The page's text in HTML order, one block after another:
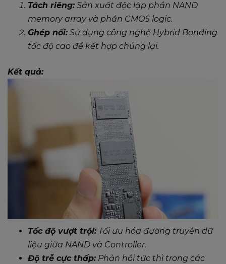
Tách riêng: Sản xuất độc lập phần NAND
memory array và phần CMOS logic.
Ghép nối: Sử dụng công nghệ Hybrid Bonding
tốc độ cao để kết hợp chúng lại.
Kết quả:
Tốc độ vượt trội: Tối ưu hóa đường truyền dữ
liệu giữa NAND và Controller.
Độ trễ cực thấp: Phản hồi tức thì trong các